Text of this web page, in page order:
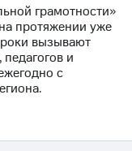
грамотности»
протяжении уже
вызывают
и
с